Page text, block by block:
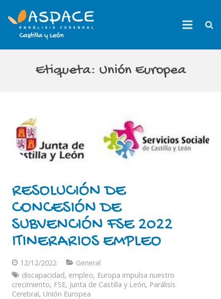
Etiqueta: Unión Europea
RESOLUCIÓN DE
CONCESIÓN DE
SUBVENCIÓN FSE 2022
ITINERARIOS EMPLEO
12/12/2022
General
discapacidad, empleo, Europa impulsa nuestro
crecimiento, FSE, Junta de Castilla y León, Parálisis
Cerebral, Unión Europea